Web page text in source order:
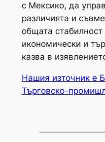
с Мексико, да
различията и
общата стабилност
икономически и
казва в
Нашия източник е
Търговско-